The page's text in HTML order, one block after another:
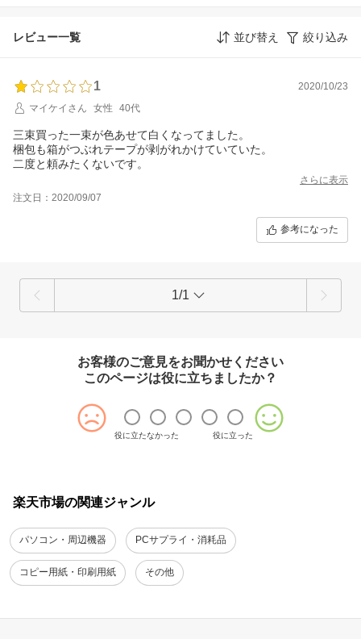
レビュー一覧 並び替え 絞り込み
1
2020/10/23
マイケイさん
女性 40代
三束買った一束が色あせて白くなってました。
梱包も箱がつぶれテープが剥がれかけていていた。
二度と頼みたくないです。
さらに表示
注文日：2020/09/07
参考になった
1/1
お客様のご意見をお聞かせください
このページは役に立ちましたか？
役に立たなかった 役に立った
楽天市場の関連ジャンル
パソコン・周辺機器 PCサプライ・消耗品
コピー用紙・印刷用紙 その他